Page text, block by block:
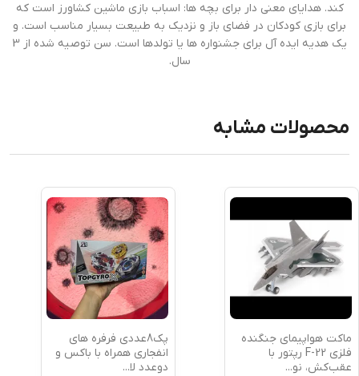
کند. هدایای معنی دار برای بچه ها: اسباب بازی ماشین کشاورز است که
برای بازی کودکان در فضای باز و نزدیک به طبیعت بسیار مناسب است. و
یک هدیه ایده آل برای جشنواره ها یا تولدها است. سن توصیه شده از 3
سال.
محصولات مشابه
ماکت هواپیمای جنگنده
فلزی F-22 رپتور با
عقب‌کش، نو...
پک8عددی فرفره های
انفجاری همراه با باکس و
دوعدد لا...